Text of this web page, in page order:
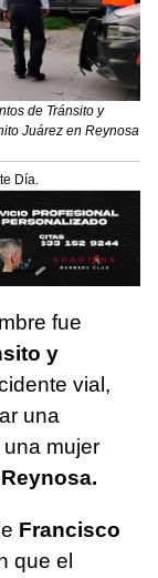
de Tránsito y
Juárez en Reynosa
Día.
fue
y
vial,
una
mujer
Francisco
que el